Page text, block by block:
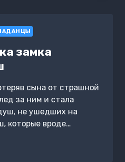
замка
сына от страшной
за ним и стала
не ушедших на
которые вроде…